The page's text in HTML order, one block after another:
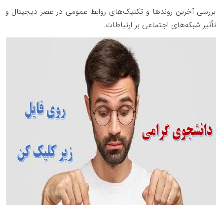
بررسی آخرین روندها و تکنیک‌های روابط عمومی در عصر دیجیتال و
تأثیر شبکه‌های اجتماعی بر ارتباطات.